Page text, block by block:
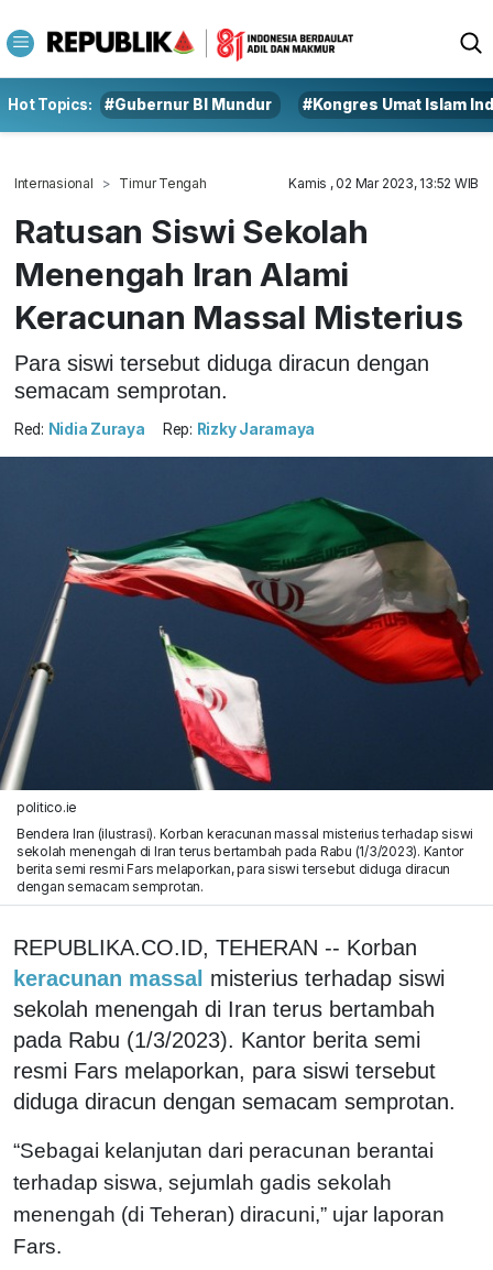
Hot Topics: #Gubernur BI Mundur #Kongres Umat Islam
Internasional Timur Tengah Kamis , 02 Mar 2023, 13:52 WIB
Ratusan Siswi Sekolah
Menengah Iran Alami
Keracunan Massal Misterius
Para siswi tersebut diduga diracun dengan
semacam semprotan.
Red: Nidia Zuraya Rep: Rizky Jaramaya
politico.ie
Bendera Iran (ilustrasi). Korban keracunan massal misterius terhadap siswi
sekolah menengah di Iran terus bertambah pada Rabu (1/3/2023). Kantor
berita semi resmi Fars melaporkan, para siswi tersebut diduga diracun
dengan semacam semprotan.
REPUBLIKA.CO.ID, TEHERAN -- Korban
keracunan massal misterius terhadap siswi
sekolah menengah di Iran terus bertambah
pada Rabu (1/3/2023). Kantor berita semi
resmi Fars melaporkan, para siswi tersebut
diduga diracun dengan semacam semprotan.
“Sebagai kelanjutan dari peracunan berantai
terhadap siswa, sejumlah gadis sekolah
menengah (di Teheran) diracuni,” ujar laporan
Fars.